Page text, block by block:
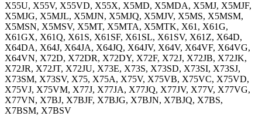
X55U, X55V, X55VD, X55X, X5MD, X5MDA, X5MJ, X5MJF,
X5MJG, X5MJL, X5MJN, X5MJQ, X5MJV, X5MS, X5MSM,
X5MSN, X5MSV, X5MT, X5MTA, X5MTK, X61, X61G,
X61GX, X61Q, X61S, X61SF, X61SL, X61SV, X61Z, X64D,
X64DA, X64J, X64JA, X64JQ, X64JV, X64V, X64VF, X64VG,
X64VN, X72D, X72DR, X72DY, X72F, X72J, X72JB, X72JK,
X72JR, X72JT, X72JU, X73E, X73S, X73SD, X73SI, X73SJ,
X73SM, X73SV, X75, X75A, X75V, X75VB, X75VC, X75VD,
X75VJ, X75VM, X77J, X77JA, X77JQ, X77JV, X77V, X77VG,
X77VN, X7BJ, X7BJF, X7BJG, X7BJN, X7BJQ, X7BS,
X7BSM, X7BSV